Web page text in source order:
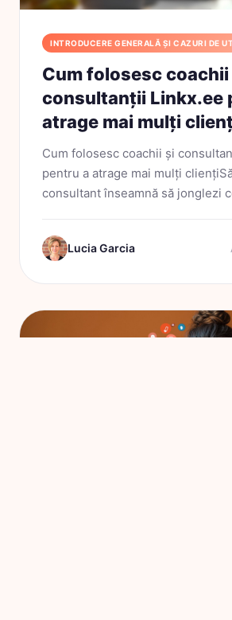
INTRODUCERE GENERALĂ ȘI CAZURI DE
Cum folosesc coachii
consultanții Linkx.ee
atrage mai mulți
Cum folosesc coachii și
pentru a atrage mai mulți
consultant înseamnă să jonglezi
în timp ce îți gestionezi propriul...
Lucia Garcia